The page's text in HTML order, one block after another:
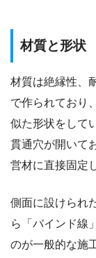
材質と形状
材質は絶縁性、
で作られており
似た形状をして
貫通穴が開いて
営材に直接固定
側面に設けられ
ら「バインド線
のが一般的な施